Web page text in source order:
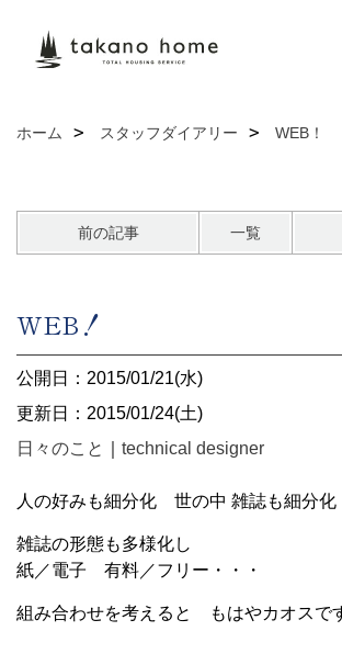
ホーム スタッフダイアリー WEB！
前の記事 一覧
WEB！
公開日：2015/01/21(水)
更新日：2015/01/24(土)
日々のこと
technical designer
人の好みも細分化 世の中 雑誌も細分化
雑誌の形態も多様化し
紙／電子 有料／フリー・・・
組み合わせを考えると もはやカオスで